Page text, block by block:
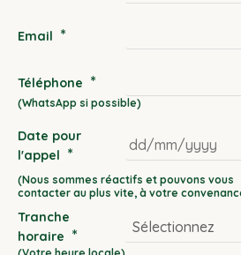
Email *
Téléphone *
Date pour
l'appel *
DD
slash
MM
slash
Tranche
horaire *